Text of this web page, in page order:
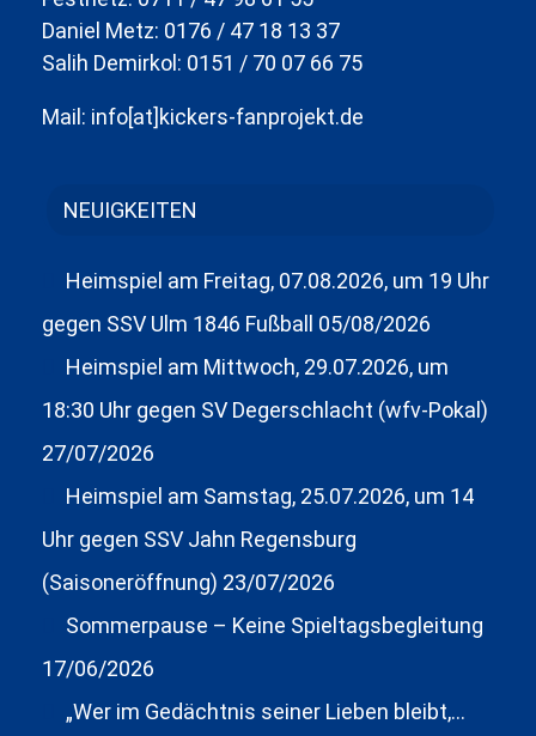
Daniel Metz: 0176 / 47 18 13 37
Salih Demirkol: 0151 / 70 07 66 75
Mail: info[at]kickers-fanprojekt.de
NEUIGKEITEN
Heimspiel am Freitag, 07.08.2026, um 19 Uhr
gegen SSV Ulm 1846 Fußball
05/08/2026
Heimspiel am Mittwoch, 29.07.2026, um
18:30 Uhr gegen SV Degerschlacht (wfv-Pokal)
27/07/2026
Heimspiel am Samstag, 25.07.2026, um 14
Uhr gegen SSV Jahn Regensburg
(Saisoneröffnung) 23/07/2026
Sommerpause – Keine Spieltagsbegleitung
17/06/2026
„Wer im Gedächtnis seiner Lieben bleibt,…